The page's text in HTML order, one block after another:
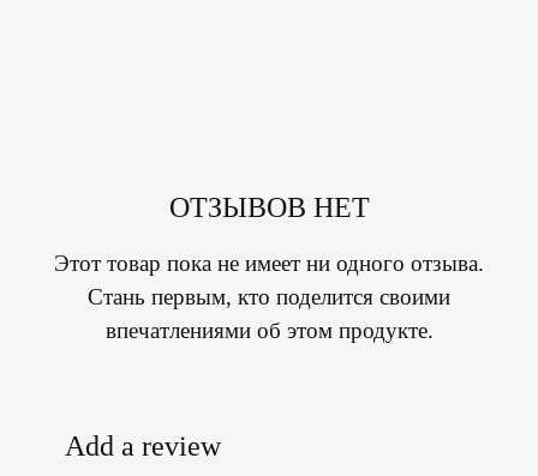
ОТЗЫВОВ НЕТ
Этот товар пока не имеет ни одного отзыва.
Стань первым, кто поделится своими
впечатлениями об этом продукте.
Add a review